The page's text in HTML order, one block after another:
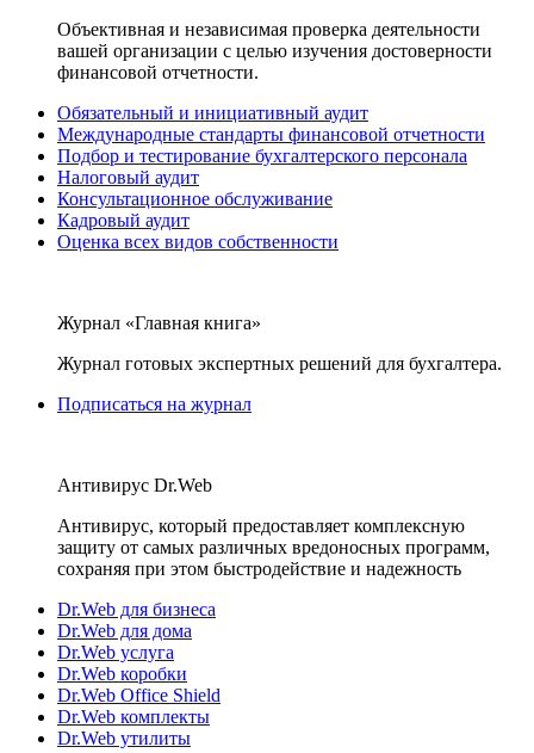
Объективная и независимая проверка деятельности
вашей организации с целью изучения достоверности
финансовой отчетности.
Обязательный и инициативный аудит
Международные стандарты финансовой отчетности
Подбор и тестирование бухгалтерского персонала
Налоговый аудит
Консультационное обслуживание
Кадровый аудит
Оценка всех видов собственности
Журнал «Главная книга»
Журнал готовых экспертных решений для бухгалтера.
Подписаться на журнал
Антивирус Dr.Web
Антивирус, который предоставляет комплексную
защиту от самых различных вредоносных программ,
сохраняя при этом быстродействие и надежность
Dr.Web для бизнеса
Dr.Web для дома
Dr.Web услуга
Dr.Web коробки
Dr.Web Office Shield
Dr.Web комплекты
Dr.Web утилиты